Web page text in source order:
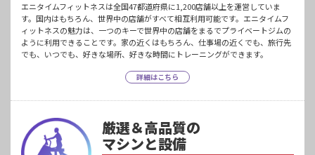
エニタイムフィットネスは全国47都道府県に1,200店舗以上を運営していま
す。国内はもちろん、世界中の店舗がすべて相互利用可能です。エニタイムフ
ィットネスの魅力は、一つのキーで世界中の店舗をまるでプライベートジムの
ように利用できることです。家の近くはもちろん、仕事場の近くでも、旅行先
でも、いつでも、好きな場所、好きな時間にトレーニングができます。
詳細はこちら
厳選＆高品質の
マシンと設備